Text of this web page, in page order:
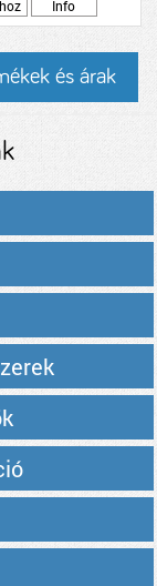
Info
és árak